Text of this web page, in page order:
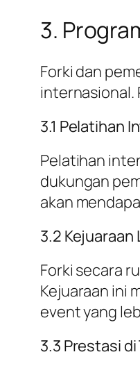
3.
Forki dan
internasional.
3.1 Pelatihan
Pelatihan
dukungan
akan
3.2 Kejuaraan
Forki secara
Kejuaraan ini
event yang
3.3 Prestasi